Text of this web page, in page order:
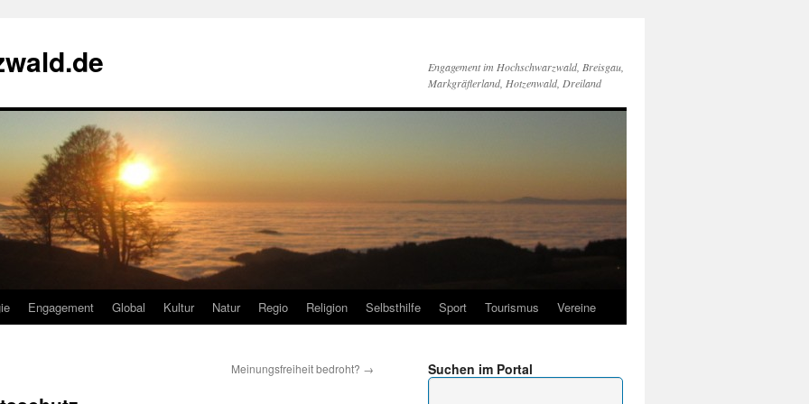
Engagement im Hochschwarzwald, Breisgau,
Markgräflerland, Hotzenwald, Dreiland
Engagement Global Kultur Natur Regio Religion Selbsthilfe Sport Tourismus Vereine
Meinungsfreiheit bedroht? → Suchen im Portal